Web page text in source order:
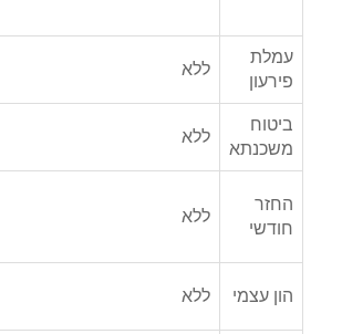
עמלת
פירעון
ללא
ביטוח
משכנתא
ללא
החזר
חודשי
ללא
הון עצמי ללא